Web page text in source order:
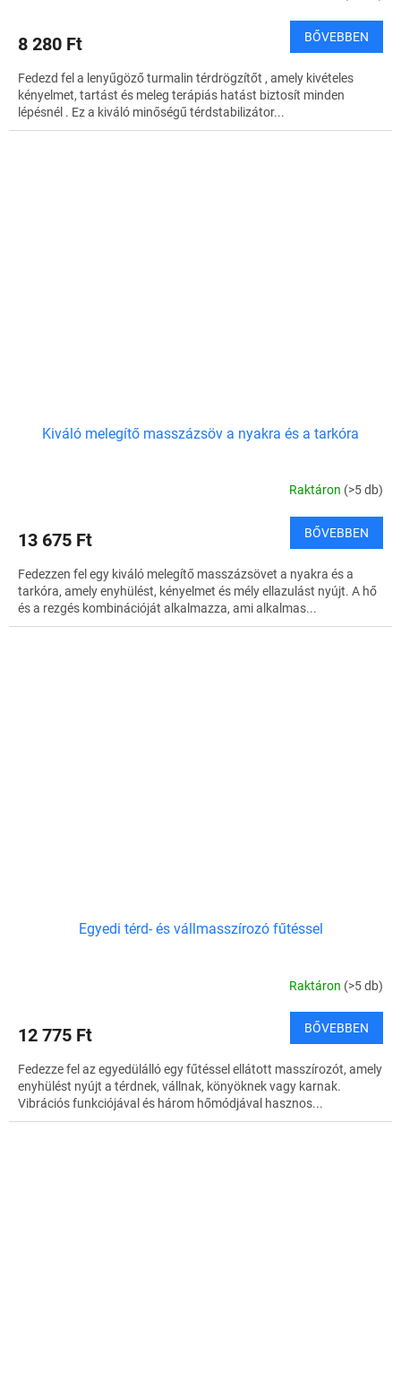
8 280 Ft BŐVEBBEN
Fedezd fel a lenyűgöző turmalin térdrögzítőt , amely kivételes
kényelmet, tartást és meleg terápiás hatást biztosít minden
lépésnél . Ez a kiváló minőségű térdstabilizátor...
Kiváló melegítő masszázsöv a nyakra és a tarkóra
Raktáron (>5 db)
13 675 Ft BŐVEBBEN
Fedezzen fel egy kiváló melegítő masszázsövet a nyakra és a
tarkóra, amely enyhülést, kényelmet és mély ellazulást nyújt. A hő
és a rezgés kombinációját alkalmazza, ami alkalmas...
Egyedi térd- és vállmasszírozó fűtéssel
Raktáron (>5 db)
12 775 Ft BŐVEBBEN
Fedezze fel az egyedülálló egy fűtéssel ellátott masszírozót, amely
enyhülést nyújt a térdnek, vállnak, könyöknek vagy karnak.
Vibrációs funkciójával és három hőmódjával hasznos...